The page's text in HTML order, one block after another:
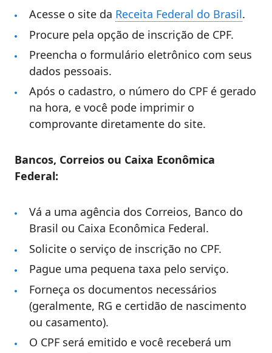
Acesse o site da Receita Federal do Brasil.
Procure pela opção de inscrição de CPF.
Preencha o formulário eletrônico com seus
dados pessoais.
Após o cadastro, o número do CPF é gerado
na hora, e você pode imprimir o
comprovante diretamente do site.
Bancos, Correios ou Caixa Econômica
Federal:
Vá a uma agência dos Correios, Banco do
Brasil ou Caixa Econômica Federal.
Solicite o serviço de inscrição no CPF.
Pague uma pequena taxa pelo serviço.
Forneça os documentos necessários
(geralmente, RG e certidão de nascimento
ou casamento).
O CPF será emitido e você receberá um